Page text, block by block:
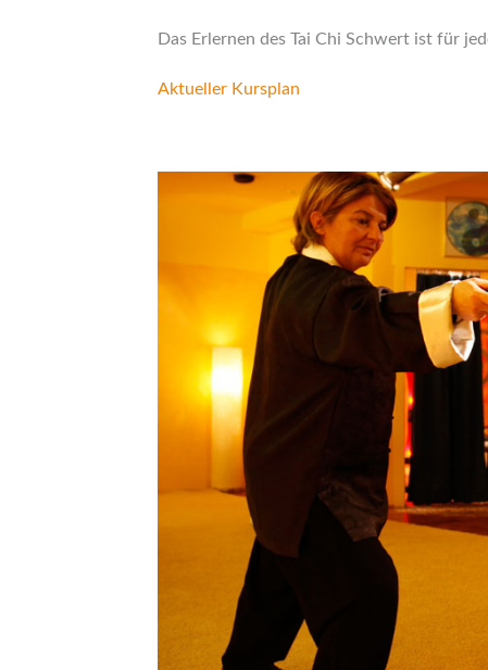
Das Erlernen des Tai Chi Schwert ist für
Aktueller Kursplan